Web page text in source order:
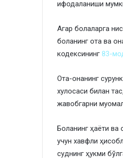
ифодаланиши
Агар болаларга
боланинг ота ва
кодексининг 83-
Ота-онанинг
хулосаси билан
жавобгарни
Боланинг ҳаёти ва
учун хавфли
суднинг ҳукми